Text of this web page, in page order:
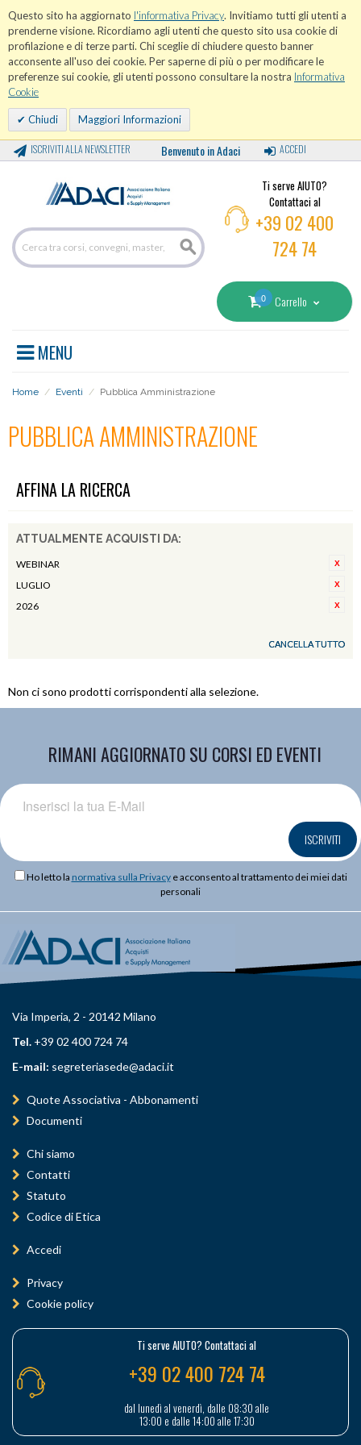
Questo sito ha aggiornato l'informativa Privacy. Invitiamo tutti gli utenti a
prenderne visione. Ricordiamo agli utenti che questo sito usa cookie di
profilazione e di terze parti. Chi sceglie di chiudere questo banner
acconsente all'uso dei cookie. Per saperne di più o per modificare le
preferenze sui cookie, gli utenti possono consultare la nostra Informativa
Cookie
Chiudi Maggiori Informazioni
ISCRIVITI ALLA NEWSLETTER Benvenuto in Adaci ACCEDI
Ti serve AIUTO?
Contattaci al
+39 02 400
724 74
0 Carrello
MENU
Home / Eventi / Pubblica Amministrazione
PUBBLICA AMMINISTRAZIONE
AFFINA LA RICERCA
ATTUALMENTE ACQUISTI DA:
WEBINAR
LUGLIO
2026
CANCELLA TUTTO
Non ci sono prodotti corrispondenti alla selezione.
RIMANI AGGIORNATO SU CORSI ED EVENTI
ISCRIVITI
Ho letto la normativa sulla Privacye acconsento al trattamento dei miei dati
personali
Via Imperia, 2 - 20142 Milano
Tel. +39 02 400 724 74
E-mail: segreteriasede@adaci.it
Quote Associativa - Abbonamenti
Documenti
Chi siamo
Contatti
Statuto
Codice di Etica
Accedi
Privacy
Cookie policy
Ti serve AIUTO? Contattaci al
+39 02 400 724 74
dal lunedì al venerdì, dalle 08:30 alle
13:00 e dalle 14:00 alle 17:30